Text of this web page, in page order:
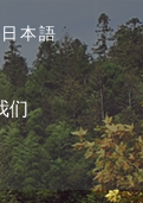
日本語
们